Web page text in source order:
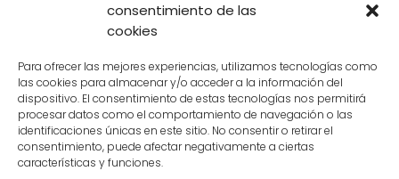
consentimiento de las
cookies
Para ofrecer las mejores experiencias, utilizamos tecnologías como
las cookies para almacenar y/o acceder a la información del
dispositivo. El consentimiento de estas tecnologías nos permitirá
procesar datos como el comportamiento de navegación o las
identificaciones únicas en este sitio. No consentir o retirar el
consentimiento, puede afectar negativamente a ciertas
características y funciones.
Ontime presenta su plan de
sostenibilidad